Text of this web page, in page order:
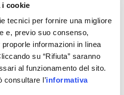
i cookie
tecnici per fornire una migliore
e, previo suo consenso,
informazioni in linea
su “Rifiuta” saranno
al funzionamento del sito.
consultare l’informativa
le imprese, di
forma singola o
Possono essere
personale, consulenza,